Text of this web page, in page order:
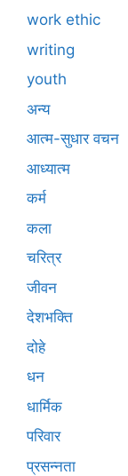
work ethic
writing
youth
अन्य
आत्म-सुधार वचन
आध्यात्म
कर्म
कला
चरित्र
जीवन
देशभक्ति
दोहे
धन
धार्मिक
परिवार
प्रसन्नता